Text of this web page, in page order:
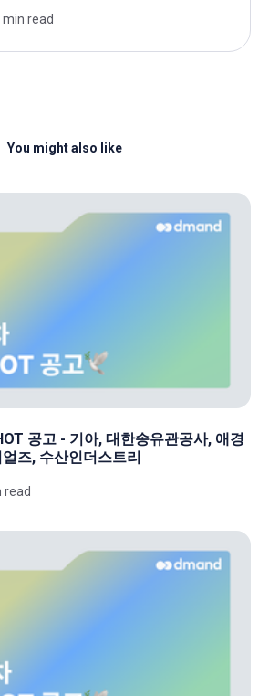
min read
You might also like
공고 - 기아, 대한송유관공사, 애경
즈, 수산인더스트리
read